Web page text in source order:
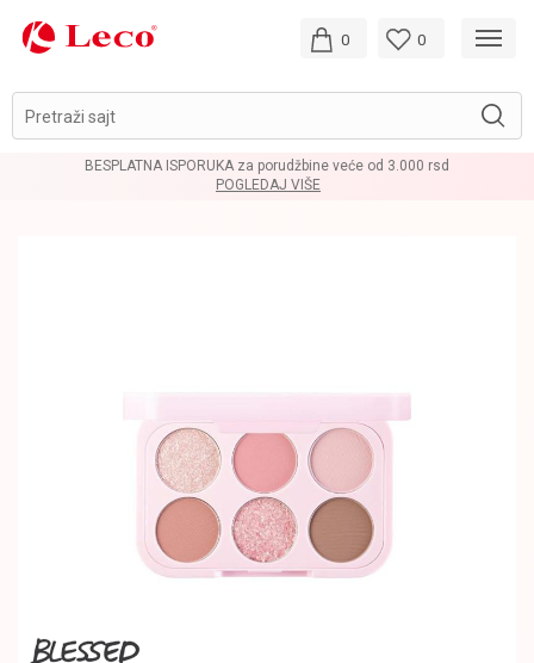
Pretraži sajt
0 0
BESPLATNA ISPORUKA za porudžbine veće od 3.000 rsd
POGLEDAJ VIŠE